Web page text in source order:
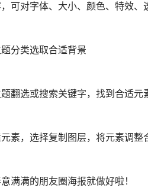
可对字体、大小、颜色、特效、
分类选取合适背景
翻选或搜索关键字，找到合适元
素，选择复制图层，将元素调整
满满的朋友圈海报就做好啦！